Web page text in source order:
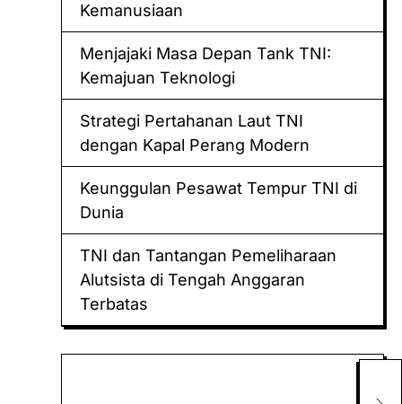
Kemanusiaan
Menjajaki Masa Depan Tank TNI:
Kemajuan Teknologi
Strategi Pertahanan Laut TNI
dengan Kapal Perang Modern
Keunggulan Pesawat Tempur TNI di
Dunia
TNI dan Tantangan Pemeliharaan
Alutsista di Tengah Anggaran
Terbatas